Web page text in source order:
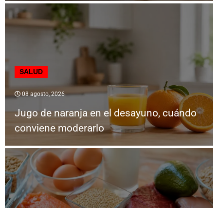
SALUD
08 agosto, 2026
Jugo de naranja en el desayuno, cuándo
conviene moderarlo